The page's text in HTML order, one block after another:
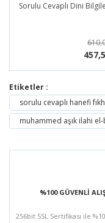
Sorulu Cevaplı Dini
Etiketler :
sorulu cevaplı hanefi
muhammed aşık ilahi
%100 GÜVENLİ
256bit SSL Sertifikası ile